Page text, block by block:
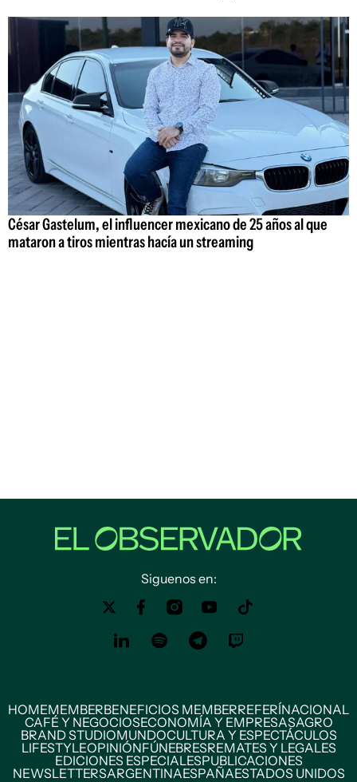
César Gastelum, el influencer mexicano de 25 años al que
mataron a tiros mientras hacía un streaming
Siguenos en:
HOMEMEMBERBENEFICIOS MEMBERREFERÍNACIONAL
CAFÉ Y NEGOCIOSECONOMÍA Y EMPRESASAGRO
BRAND STUDIOMUNDOCULTURA Y ESPECTÁCULOS
LIFESTYLEOPINIÓNFÚNEBRESREMATES Y LEGALES
EDICIONES ESPECIALESPUBLICACIONES
NEWSLETTERSARGENTINAESPAÑAESTADOS UNIDOS